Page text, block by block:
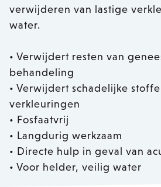
verwijderen van lastige
water.
• Verwijdert resten van
behandeling
• Verwijdert schadelijke
verkleuringen
• Fosfaatvrij
• Langdurig werkzaam
• Directe hulp in geval van
• Voor helder, veilig water